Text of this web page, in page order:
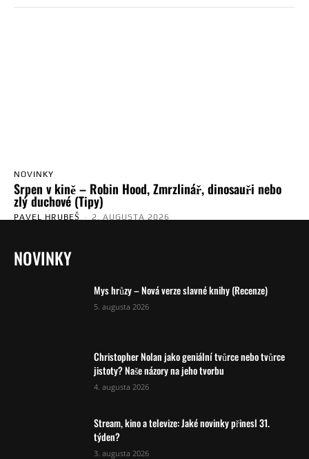
NOVINKY
Srpen v kině – Robin Hood, Zmrzlinář, dinosauři nebo
zlý duchové (Tipy)
PAVEL HRUBEŠ - 2. AUGUSTA 2026
NOVINKY
Mys hrůzy – Nová verze slavné knihy (Recenze)
5. augusta 2026
Christopher Nolan jako geniální tvůrce nebo tvůrce
jistoty? Naše názory na jeho tvorbu
4. augusta 2026
Stream, kino a televize: Jaké novinky přinesl 31.
týden?
3. augusta 2026